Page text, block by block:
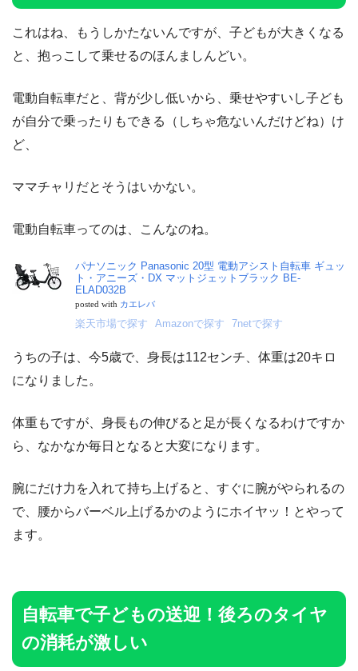
これはね、もうしかたないんですが、子どもが大きくなる
と、抱っこして乗せるのほんましんどい。
電動自転車だと、背が少し低いから、乗せやすいし子ども
が自分で乗ったりもできる（しちゃ危ないんだけどね）け
ど、
ママチャリだとそうはいかない。
電動自転車ってのは、こんなのね。
パナソニック Panasonic 20型 電動アシスト自転車 ギュッ
ト・アニーズ・DX マットジェットブラック BE-
ELAD032B
posted with カエレバ
楽天市場で探す Amazonで探す 7netで探す
うちの子は、今5歳で、身長は112センチ、体重は20キロ
になりました。
体重もですが、身長もの伸びると足が長くなるわけですか
ら、なかなか毎日となると大変になります。
腕にだけ力を入れて持ち上げると、すぐに腕がやられるの
で、腰からバーベル上げるかのようにホイヤッ！とやって
ます。
自転車で子どもの送迎！後ろのタイヤ
の消耗が激しい